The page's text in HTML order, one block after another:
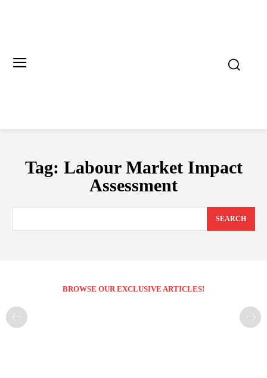
Tag: Labour Market Impact
Assessment
SEARCH
BROWSE OUR EXCLUSIVE ARTICLES!